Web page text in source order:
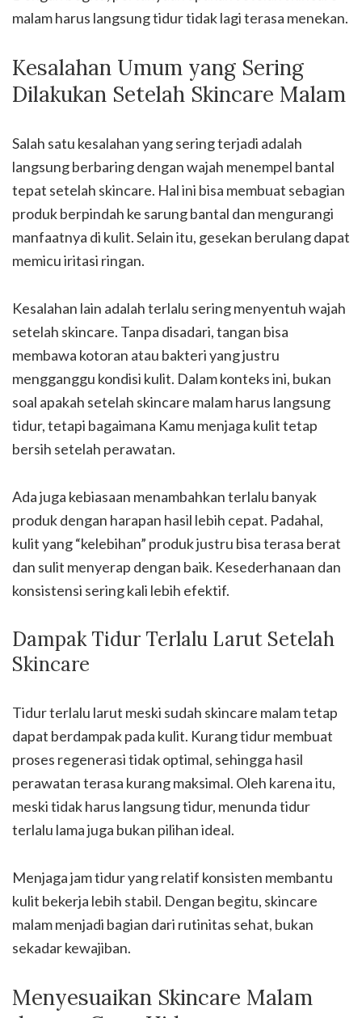
malam harus langsung tidur tidak lagi terasa menekan.
Kesalahan Umum yang Sering
Dilakukan Setelah Skincare Malam
Salah satu kesalahan yang sering terjadi adalah
langsung berbaring dengan wajah menempel bantal
tepat setelah skincare. Hal ini bisa membuat sebagian
produk berpindah ke sarung bantal dan mengurangi
manfaatnya di kulit. Selain itu, gesekan berulang dapat
memicu iritasi ringan.
Kesalahan lain adalah terlalu sering menyentuh wajah
setelah skincare. Tanpa disadari, tangan bisa
membawa kotoran atau bakteri yang justru
mengganggu kondisi kulit. Dalam konteks ini, bukan
soal apakah setelah skincare malam harus langsung
tidur, tetapi bagaimana Kamu menjaga kulit tetap
bersih setelah perawatan.
Ada juga kebiasaan menambahkan terlalu banyak
produk dengan harapan hasil lebih cepat. Padahal,
kulit yang “kelebihan” produk justru bisa terasa berat
dan sulit menyerap dengan baik. Kesederhanaan dan
konsistensi sering kali lebih efektif.
Dampak Tidur Terlalu Larut Setelah
Skincare
Tidur terlalu larut meski sudah skincare malam tetap
dapat berdampak pada kulit. Kurang tidur membuat
proses regenerasi tidak optimal, sehingga hasil
perawatan terasa kurang maksimal. Oleh karena itu,
meski tidak harus langsung tidur, menunda tidur
terlalu lama juga bukan pilihan ideal.
Menjaga jam tidur yang relatif konsisten membantu
kulit bekerja lebih stabil. Dengan begitu, skincare
malam menjadi bagian dari rutinitas sehat, bukan
sekadar kewajiban.
Menyesuaikan Skincare Malam